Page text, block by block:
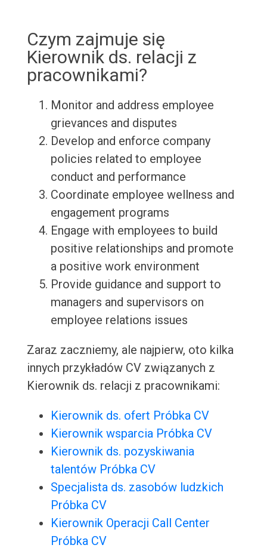
Czym zajmuje się
Kierownik ds. relacji z
pracownikami?
Monitor and address employee
grievances and disputes
Develop and enforce company
policies related to employee
conduct and performance
Coordinate employee wellness and
engagement programs
Engage with employees to build
positive relationships and promote
a positive work environment
Provide guidance and support to
managers and supervisors on
employee relations issues
Zaraz zaczniemy, ale najpierw, oto kilka
innych przykładów CV związanych z
Kierownik ds. relacji z pracownikami:
Kierownik ds. ofert Próbka CV
Kierownik wsparcia Próbka CV
Kierownik ds. pozyskiwania
talentów Próbka CV
Specjalista ds. zasobów ludzkich
Próbka CV
Kierownik Operacji Call Center
Próbka CV